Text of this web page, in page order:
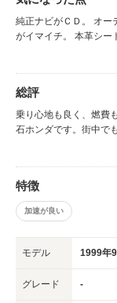
純正ナビがＣＤ。 オー
がイマイチ。 本革シー
い。 ブレーキの効きが
総評
乗り心地も良く、燃費
石ホンダです。街中で
特徴
加速が良い
モデル 1999年
グレード -